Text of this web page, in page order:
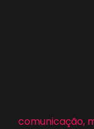
comunicação,